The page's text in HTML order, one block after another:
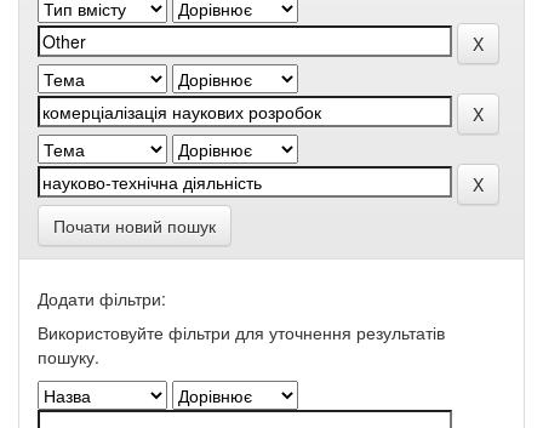
Почати новий пошук
Додати фільтри:
Використовуйте фільтри для уточнення результатів
пошуку.